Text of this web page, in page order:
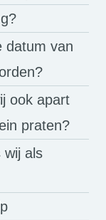
datum van
ook apart
praten?
wij als